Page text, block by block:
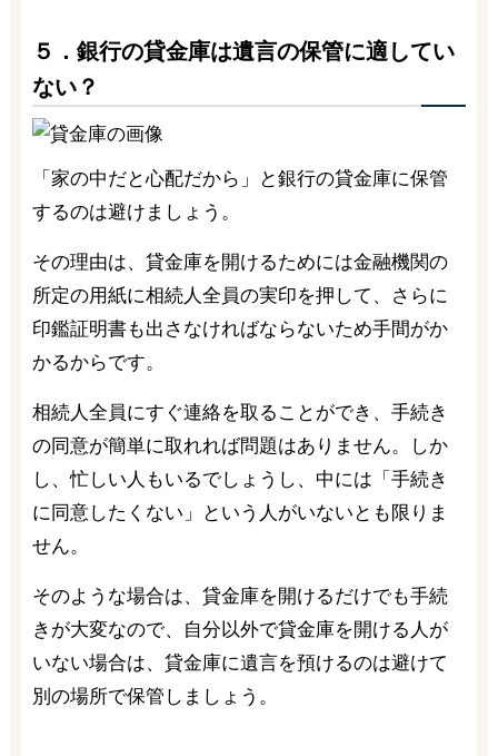
５．銀行の貸金庫は遺言の保管に適してい
ない？
「家の中だと心配だから」と銀行の貸金庫に保管
するのは避けましょう。
その理由は、貸金庫を開けるためには金融機関の
所定の用紙に相続人全員の実印を押して、さらに
印鑑証明書も出さなければならないため手間がか
かるからです。
相続人全員にすぐ連絡を取ることができ、手続き
の同意が簡単に取れれば問題はありません。しか
し、忙しい人もいるでしょうし、中には「手続き
に同意したくない」という人がいないとも限りま
せん。
そのような場合は、貸金庫を開けるだけでも手続
きが大変なので、自分以外で貸金庫を開ける人が
いない場合は、貸金庫に遺言を預けるのは避けて
別の場所で保管しましょう。